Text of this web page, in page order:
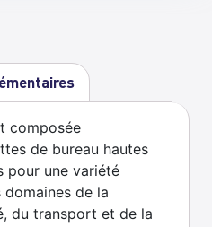
composée
de bureau hautes
pour une variété
domaines de la
du transport et de la